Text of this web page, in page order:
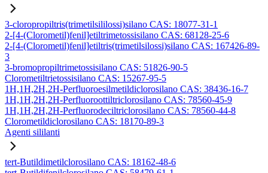
3-cloropropiltris(trimetilsililossi)silano CAS: 18077-31-1
2-[4-(Clorometil)fenil]etiltrimetossisilano CAS: 68128-25-6
2-[4-(Clorometil)fenil]etiltris(trimetilsilossi)silano CAS: 167426-89-
3
3-bromopropiltrimetossisilano CAS: 51826-90-5
Clorometiltrietossisilano CAS: 15267-95-5
1H,1H,2H,2H-Perfluoroesilmetildiclorosilano CAS: 38436-16-7
1H,1H,2H,2H-Perfluoroottiltriclorosilano CAS: 78560-45-9
1H,1H,2H,2H-Perfluorodeciltriclorosilano CAS: 78560-44-8
Clorometildiclorosilano CAS: 18170-89-3
Agenti sililanti
tert-Butildimetilclorosilano CAS: 18162-48-6